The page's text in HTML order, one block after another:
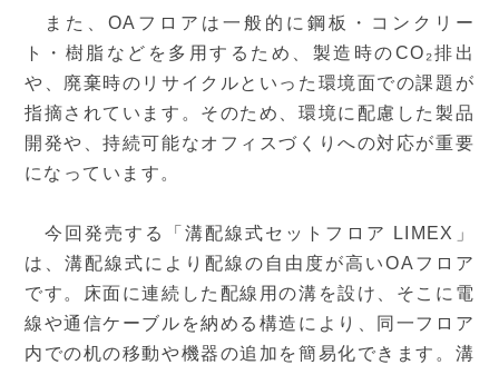
また、OAフロアは一般的に鋼板・コンクリー
ト・樹脂などを多用するため、製造時のCO₂排出
や、廃棄時のリサイクルといった環境面での課題が
指摘されています。そのため、環境に配慮した製品
開発や、持続可能なオフィスづくりへの対応が重要
になっています。
今回発売する「溝配線式セットフロア LIMEX」
は、溝配線式により配線の自由度が高いOAフロア
です。床面に連続した配線用の溝を設け、そこに電
線や通信ケーブルを納める構造により、同一フロア
内での机の移動や機器の追加を簡易化できます。溝